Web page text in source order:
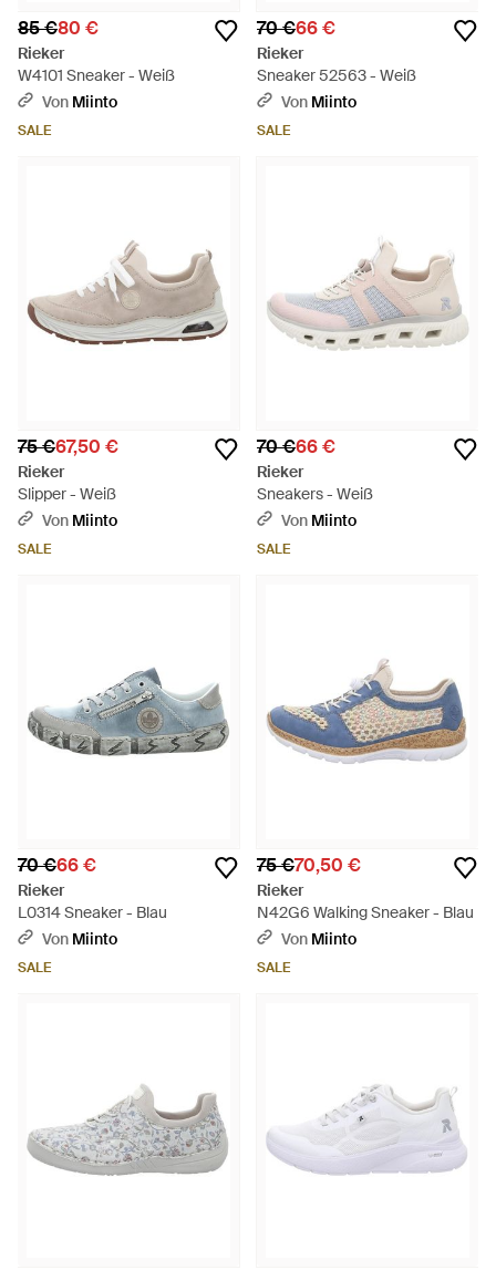
85 €80 €
Rieker
W4101 Sneaker - Weiß
Von Miinto
SALE
70 €66 €
Rieker
Sneaker 52563 - Weiß
Von Miinto
SALE
75 €67,50 €
Rieker
Slipper - Weiß
Von Miinto
SALE
70 €66 €
Rieker
Sneakers - Weiß
Von Miinto
SALE
70 €66 €
Rieker
L0314 Sneaker - Blau
Von Miinto
SALE
75 €70,50 €
Rieker
N42G6 Walking Sneaker - Blau
Von Miinto
SALE